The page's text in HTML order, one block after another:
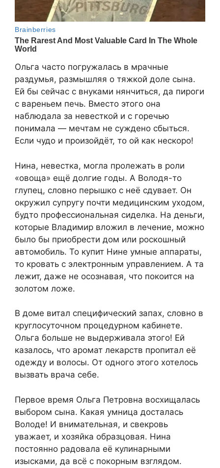
Ольга часто погружалась в мрачные
раздумья, размышляя о тяжкой доле сына.
Ей бы сейчас с внуками нянчиться, да пироги
с вареньем печь. Вместо этого она
наблюдала за невесткой и с горечью
понимала — мечтам не суждено сбыться.
Если чудо и произойдёт, то ой как нескоро!
Нина, невестка, могла пролежать в роли
«овоща» ещё долгие годы. А Володя-то
глупец, словно перышко с неё сдувает. Он
окружил супругу почти медицинским уходом,
будто профессиональная сиделка. На деньги,
которые Владимир вложил в лечение, можно
было бы приобрести дом или роскошный
автомобиль. То купит Нине умные аппараты,
то кровать с электронным управлением. А та
лежит, даже не осознавая, что покоится на
золотом ложе.
В доме витал специфический запах, словно в
круглосуточном процедурном кабинете.
Ольга больше не выдерживала этого! Ей
казалось, что аромат лекарств пропитал её
одежду и волосы. От одного этого хотелось
вызвать врача себе.
Первое время Ольга Петровна восхищалась
выбором сына. Какая умница досталась
Володе! И внимательная, и свекровь
уважает, и хозяйка образцовая. Нина
постоянно радовала её кулинарными
изысками, да всё с покорным взглядом.